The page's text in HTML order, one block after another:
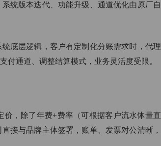
统版本迭代、功能升级、通道优化由原厂自
底层逻辑，客户有定制化分账需求时，代理
付通道、调整结算模式，业务灵活度受限。
，除了年费+费率（可根据客户流水体量直
接与品牌主体签署，账单、发票对公清晰，